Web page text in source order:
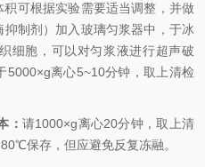
可根据实验需要适当调整，并做
制剂）加入玻璃匀浆器中，于冰
细胞，可以对匀浆液进行超声破
5000×g离心5~10分钟，取上清检
： 请1000×g离心20分钟，取上清
保存，但应避免反复冻融。